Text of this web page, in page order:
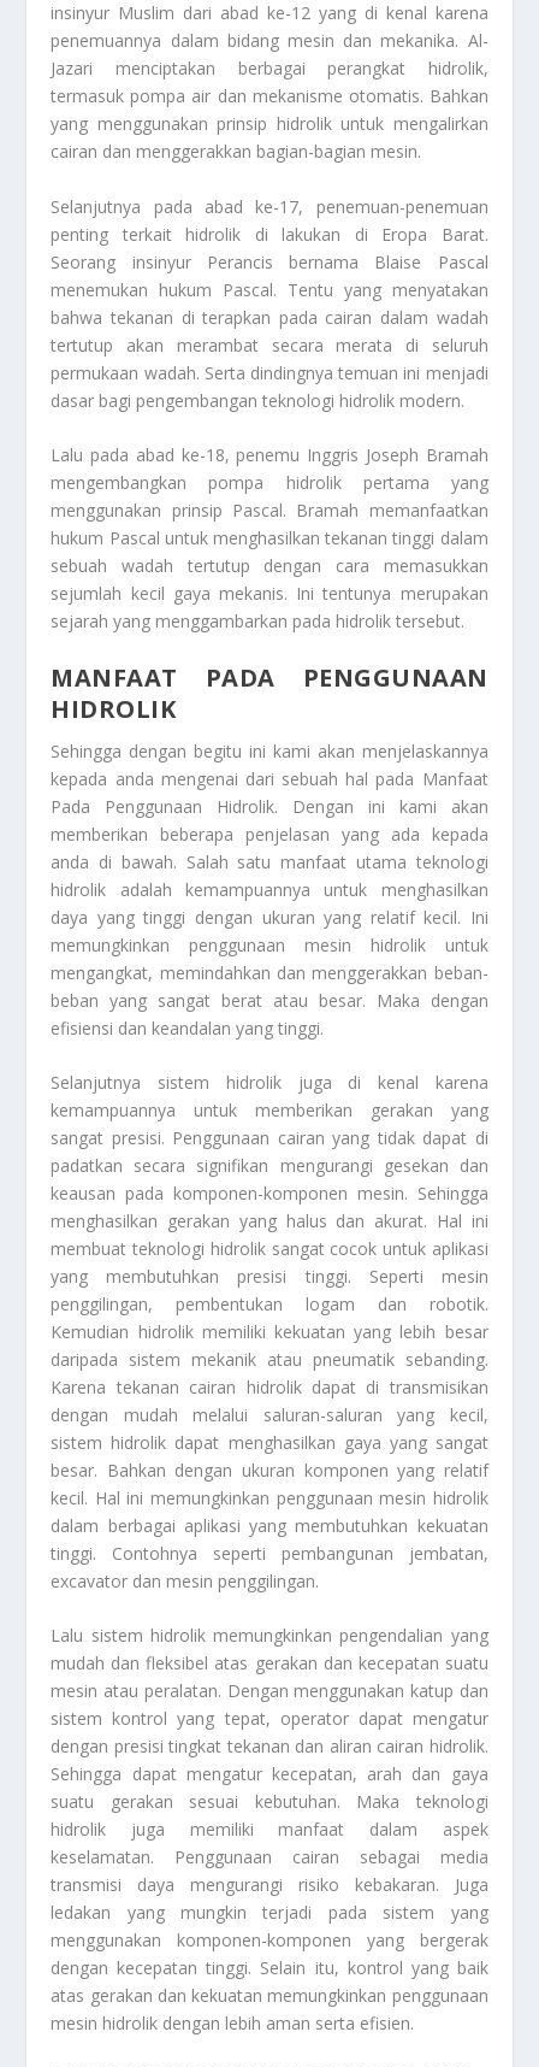
insinyur Muslim dari abad ke-12 yang di kenal karena
penemuannya dalam bidang mesin dan mekanika. Al-
Jazari menciptakan berbagai perangkat hidrolik,
termasuk pompa air dan mekanisme otomatis. Bahkan
yang menggunakan prinsip hidrolik untuk mengalirkan
cairan dan menggerakkan bagian-bagian mesin.
Selanjutnya pada abad ke-17, penemuan-penemuan
penting terkait hidrolik di lakukan di Eropa Barat.
Seorang insinyur Perancis bernama Blaise Pascal
menemukan hukum Pascal. Tentu yang menyatakan
bahwa tekanan di terapkan pada cairan dalam wadah
tertutup akan merambat secara merata di seluruh
permukaan wadah. Serta dindingnya temuan ini menjadi
dasar bagi pengembangan teknologi hidrolik modern.
Lalu pada abad ke-18, penemu Inggris Joseph Bramah
mengembangkan pompa hidrolik pertama yang
menggunakan prinsip Pascal. Bramah memanfaatkan
hukum Pascal untuk menghasilkan tekanan tinggi dalam
sebuah wadah tertutup dengan cara memasukkan
sejumlah kecil gaya mekanis. Ini tentunya merupakan
sejarah yang menggambarkan pada hidrolik tersebut.
MANFAAT PADA PENGGUNAAN
HIDROLIK
Sehingga dengan begitu ini kami akan menjelaskannya
kepada anda mengenai dari sebuah hal pada Manfaat
Pada Penggunaan Hidrolik. Dengan ini kami akan
memberikan beberapa penjelasan yang ada kepada
anda di bawah. Salah satu manfaat utama teknologi
hidrolik adalah kemampuannya untuk menghasilkan
daya yang tinggi dengan ukuran yang relatif kecil. Ini
memungkinkan penggunaan mesin hidrolik untuk
mengangkat, memindahkan dan menggerakkan beban-
beban yang sangat berat atau besar. Maka dengan
efisiensi dan keandalan yang tinggi.
Selanjutnya sistem hidrolik juga di kenal karena
kemampuannya untuk memberikan gerakan yang
sangat presisi. Penggunaan cairan yang tidak dapat di
padatkan secara signifikan mengurangi gesekan dan
keausan pada komponen-komponen mesin. Sehingga
menghasilkan gerakan yang halus dan akurat. Hal ini
membuat teknologi hidrolik sangat cocok untuk aplikasi
yang membutuhkan presisi tinggi. Seperti mesin
penggilingan, pembentukan logam dan robotik.
Kemudian hidrolik memiliki kekuatan yang lebih besar
daripada sistem mekanik atau pneumatik sebanding.
Karena tekanan cairan hidrolik dapat di transmisikan
dengan mudah melalui saluran-saluran yang kecil,
sistem hidrolik dapat menghasilkan gaya yang sangat
besar. Bahkan dengan ukuran komponen yang relatif
kecil. Hal ini memungkinkan penggunaan mesin hidrolik
dalam berbagai aplikasi yang membutuhkan kekuatan
tinggi. Contohnya seperti pembangunan jembatan,
excavator dan mesin penggilingan.
Lalu sistem hidrolik memungkinkan pengendalian yang
mudah dan fleksibel atas gerakan dan kecepatan suatu
mesin atau peralatan. Dengan menggunakan katup dan
sistem kontrol yang tepat, operator dapat mengatur
dengan presisi tingkat tekanan dan aliran cairan hidrolik.
Sehingga dapat mengatur kecepatan, arah dan gaya
suatu gerakan sesuai kebutuhan. Maka teknologi
hidrolik juga memiliki manfaat dalam aspek
keselamatan. Penggunaan cairan sebagai media
transmisi daya mengurangi risiko kebakaran. Juga
ledakan yang mungkin terjadi pada sistem yang
menggunakan komponen-komponen yang bergerak
dengan kecepatan tinggi. Selain itu, kontrol yang baik
atas gerakan dan kekuatan memungkinkan penggunaan
mesin hidrolik dengan lebih aman serta efisien.